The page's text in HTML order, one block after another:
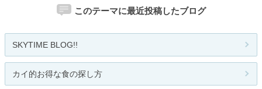
このテーマに最近投稿したブログ
SKYTIME BLOG!!
カイ的お得な食の探し方